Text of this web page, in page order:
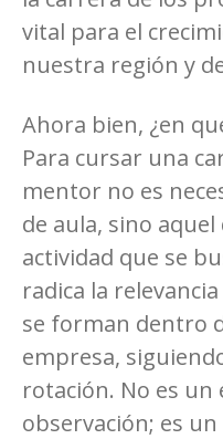
vital para el
nuestra región y
Ahora bien, ¿en
Para cursar una
mentor no es
de aula, sino aquel
actividad que se
radica la
se forman dentro
empresa,
rotación. No es un
observación; es